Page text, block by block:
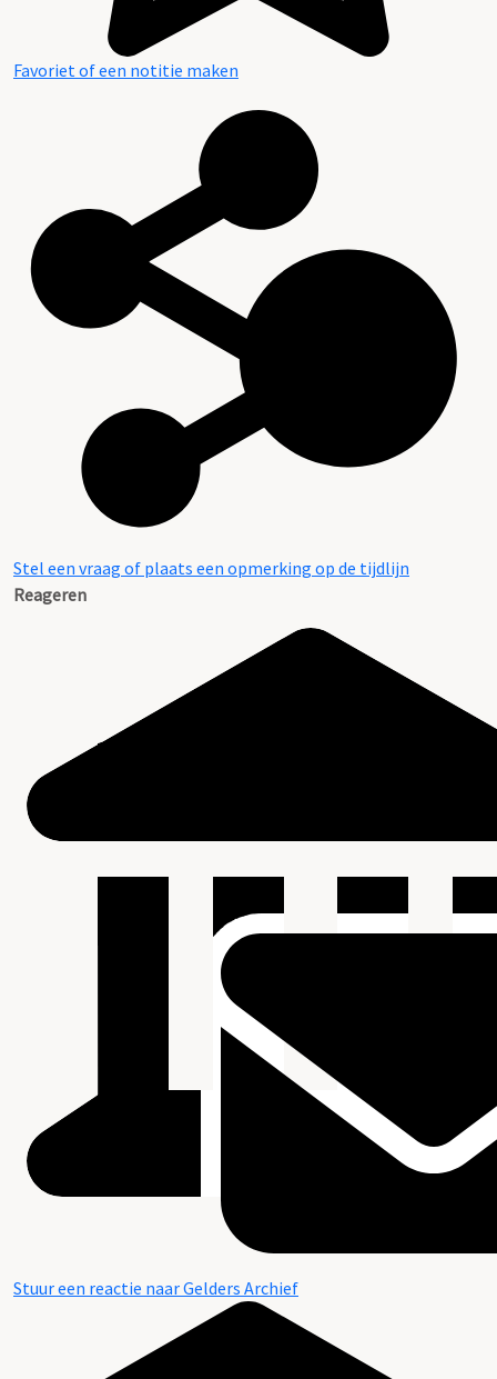
Favoriet of een notitie maken
Stel een vraag of plaats een opmerking op de tijdlijn
Reageren
Stuur een reactie naar Gelders Archief